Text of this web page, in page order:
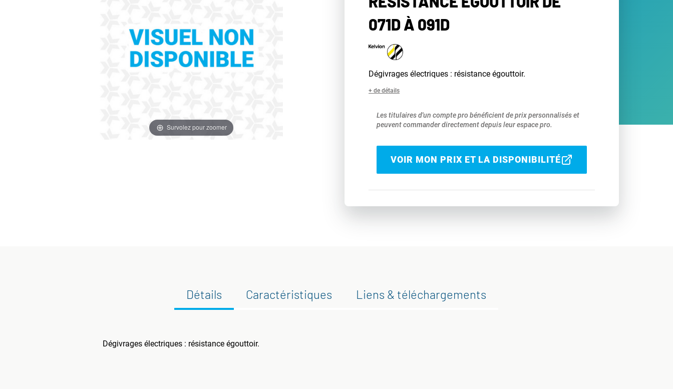
Survolez pour zoomer
071D À 091D
Dégivrages électriques : résistance égouttoir.
+ de détails
Les titulaires d'un compte pro bénéficient de prix personnalisés et
peuvent commander directement depuis leur espace pro.
VOIR MON PRIX ET LA DISPONIBILITÉ
Détails Caractéristiques Liens & téléchargements
Dégivrages électriques : résistance égouttoir.